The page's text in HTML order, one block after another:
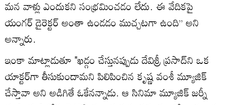
మన వాళ్లు ఎందుకని సంభ్రమించడం లేదు. ఈ వేదికపై
యంగర్‌ డైరెక్టర్‌ అంతా ఉండడం ముచ్చటగా ఉంది’’ అని
అన్నారు.
ఇంకా మాట్లాడుతూ "ఖడ్గం చేస్తునప్పుడు దేవిశ్రీ ప్రసాద్‌ని ఒక
యాక్టర్‌గా తీసుకుందామని పిలిపించిన కృష్ణ వంశీ మ్యూజిక్‌
చేస్తావా అని అడిగితే ఓకేనన్నాడు. ఆ సినిమా మ్యూజిక్‌ జర్నీ